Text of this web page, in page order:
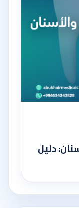
دليل